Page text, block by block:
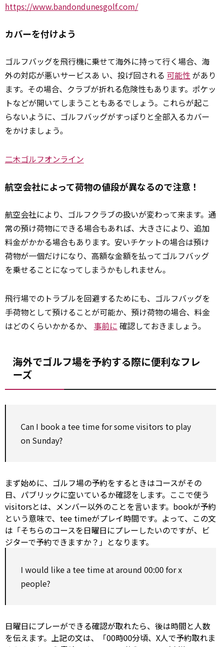
https://www.bandondunesgolf.com/
カバーを付けよう
ゴルフバッグを飛行機に乗せて海外に持って行く場合、海
外の対応が悪いサービスあ い、投げ回される 可能性があり
ます。その場合、クラブが折れる危険性もあります。ポケッ
トなどが開いてしまうこともあるでしょう。これらが起こ
らないように、ゴルフバッグがすっぽりと全部入るカバー
をかけましょう。
二木ゴルフオンライン
航空会社によって荷物の値段が異なるので注意！
航空会社により、ゴルフクラブの扱いが変わって来ます。通
常の預け荷物にできる場合もあれば、大きさにより、追加
料金がかかる場合もあります。安いチケットの場合は預け
荷物が一個だけになり、高額な金額を払ってゴルフバッグ
を乗せることになってしまうかもしれません。
飛行場でのトラブルを回避するためにも、ゴルフバッグを
手荷物として預けることが可能か、預け荷物の場合、料金
はどのくらいかかるか、 事前に 確認しておきましょう。
海外でゴルフ場を予約する際に便利なフレ
ーズ
Can I book a tee timeforsome visitors to play
on Sunday?
まず始めに、ゴルフ場の予約をするときはコースがその
日、パブリックに空いているか確認をします。ここで使う
visitorsとは、メンバー以外のことを言います。bookが予約
という意味で、tee timeがプレイ時間です。よって、この文
は「そちらのコースを日曜日にプレーしたいのですが、ビ
ジターで予約できますか？」となります。
I would like a tee time ataround 00:00forx
people?
日曜日にプレーができる確認が取れたら、後は時間と人数
を伝えます。上記の文は、「00時00分頃、X人で予約取れま